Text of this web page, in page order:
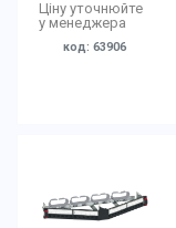
Ціну уточнюйте
у менеджера
код: 63906